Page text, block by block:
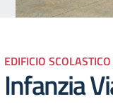
EDIFICIO SCOLASTICO
Infanzia